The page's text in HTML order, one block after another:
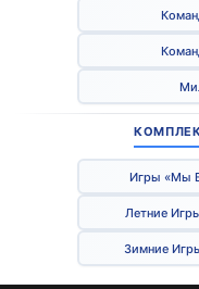
Игры «Мы
Летние
Зимние